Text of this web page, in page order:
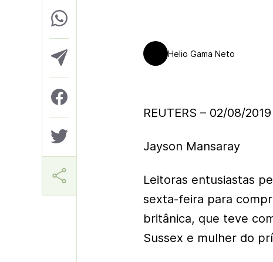
Helio Gama Neto
REUTERS – 02/08/2019
Jayson Mansaray
Leitoras entusiastas
sexta-feira para
britânica, que teve
Sussex e mulher do